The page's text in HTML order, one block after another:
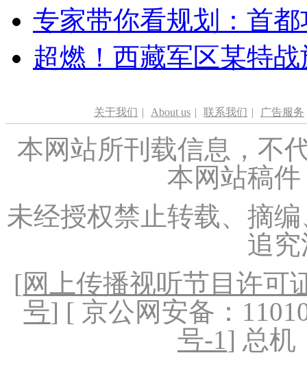
专家带你看规划：首
超燃！西藏军区某特
关于我们 | About us | 联系我们 | 广告服务
本网站所刊载信息，不
本网站稿
未经授权禁止转载、摘
追
[网上传播视听节目许可
号] [ 京公网安备：
号-1] 总机